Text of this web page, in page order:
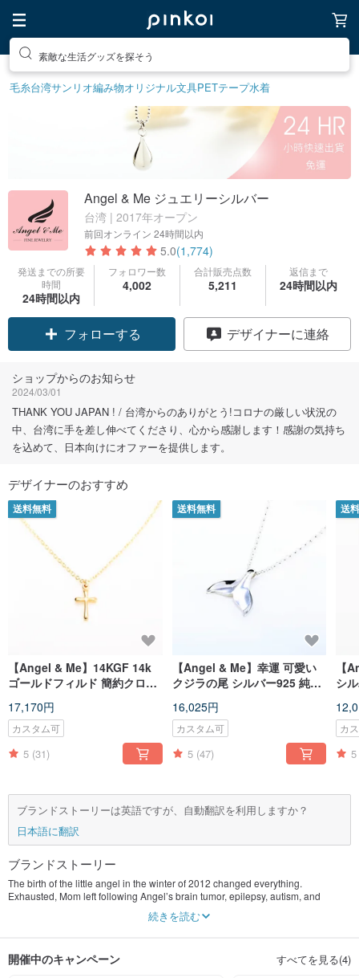
素敵な生活グッズを探そう
毛糸台湾サンリオ編み物オリジナル文具PETテープ水着
Angel & Me ジュエリーシルバー
台湾 | 2017年オープン
前回オンライン 24時間以内
5.0(1,774)
発送までの所要
時間
24時間以内
フォロワー数
4,002
合計販売点数
5,211
返信まで
24時間以内
クーポン取得
デザイナーに連絡
ショップからのお知らせ
2024/03/01
THANK YOU JAPAN ! / 台湾からのありがとう!コロナの厳しい状況の
中、台湾に手を差し伸べてくださり、心から感謝します！感謝の気持ち
を込めて、日本向けにオファーを提供します。
デザイナーのおすすめ
送料無料
【Angel & Me】14KGF 14k
ゴールドフィルド 簡約クロス
レンタインデープレゼント
17,170円
カスタム可
5 (31)
送料無料
【Angel & Me】幸運 可愛い
クジラの尾 シルバー925 純銀
ンタインデー クリスマスプレ
ゼント
16,025円
カスタム可
5 (47)
送
【
シ
タ
ント
カ
5
ブランドストーリーは英語ですが、自動翻訳を利用しますか？
日本語に翻訳
ブランドストーリー
The birth of the little angel in the winter of 2012 changed everything.
Exhausted, Mom left following Angel’s brain tumor, epilepsy, autism, and
subsequent treatments. Little angel has been living with her dad ever since
every day. Little angel has been making significant progress with dad’s
続きを読む
開催中のキャンペーン すべてを見る(4)